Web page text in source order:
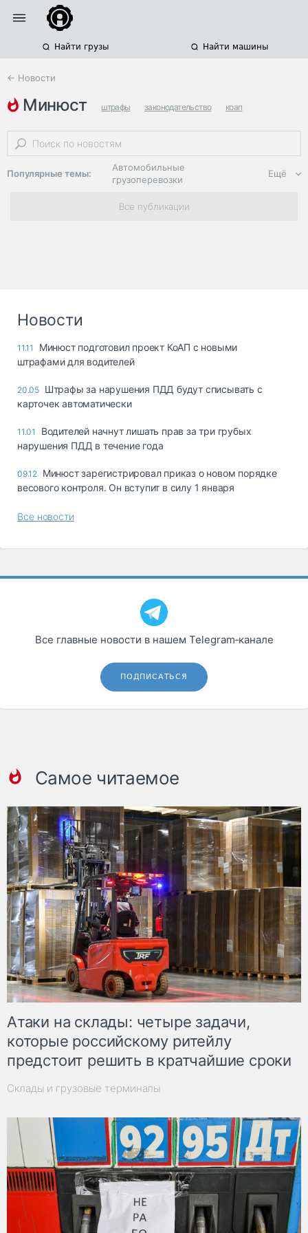
Найти грузы Найти машины
← Новости
минюст штрафы законодательство коап
Популярные темы:
Автомобильные
грузоперевозки
Региональная
логистика
опасные грузы
страхование
Склады и
грузовые
Коммерческий
транспорт
Топливо, масла и
Ещё
Все публикации
Новости
11.11
Минюст подготовил проект КоАП с новыми
штрафами для водителей
20.05 Штрафы за нарушения ПДД будут списывать с
карточек автоматически
11.01
Водителей начнут лишать прав за три грубых
нарушения ПДД в течение года
09.12 Минюст зарегистрировал приказ о новом порядке
весового контроля. Он вступит в силу 1 января
Все новости
Все главные новости в нашем Telegram‑канале
ПОДПИСАТЬСЯ
Самое читаемое
Атаки на склады: четыре задачи,
которые российскому ритейлу
предстоит решить в кратчайшие сроки
Склады и грузовые терминалы